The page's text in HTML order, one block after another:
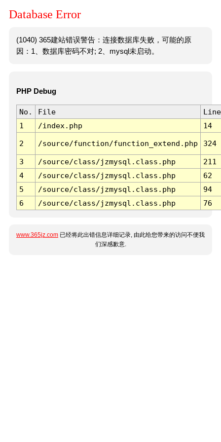
Database Error
(1040) 365建站错误警告：连接数据库失败，可能的原
因：1、数据库密码不对; 2、mysql未启动。
PHP Debug
No. File
Line
1
/index.php 14
2 /source/function/function_extend.php 324
3 /source/class/jzmysql.class.php
211
4
/source/class/jzmysql.class.php
62
5
/source/class/jzmysql.class.php
94
6
/source/class/jzmysql.class.php 76
www.365jz.com 已经将此出错信息详细记录, 由此给您带来的访问不便我
们深感歉意.